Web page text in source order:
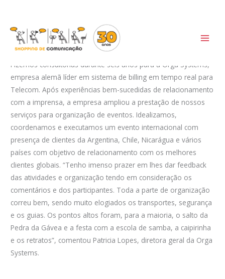
para
conteúdo
Case Orga Systems
Deixe um comentário /
Cases
Fizemos consultorias durante seis anos para a Orga Systems,
empresa alemã líder em sistema de billing em tempo real para
Telecom. Após experiências bem-sucedidas de relacionamento
com a imprensa, a empresa ampliou a prestação de nossos
serviços para organização de eventos. Idealizamos,
coordenamos e executamos um evento internacional com
presença de clientes da Argentina, Chile, Nicarágua e vários
países com objetivo de relacionamento com os melhores
clientes globais. “Tenho imenso prazer em lhes dar feedback
das atividades e organização tendo em consideração os
comentários e dos participantes. Toda a parte de organização
correu bem, sendo muito elogiados os transportes, segurança
e os guias. Os pontos altos foram, para a maioria, o salto da
Pedra da Gávea e a festa com a escola de samba, a caipirinha
e os retratos”, comentou Patricia Lopes, diretora geral da Orga
Systems.